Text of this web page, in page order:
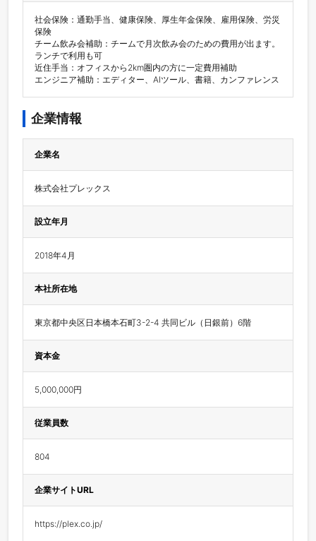
社会保険：通勤手当、健康保険、厚生年金保険、雇用保険、労災
保険
チーム飲み会補助：チームで月次飲み会のための費用が出ます。
ランチで利用も可
近住手当：オフィスから2km圏内の方に一定費用補助
エンジニア補助：エディター、AIツール、書籍、カンファレンス
企業情報
企業名
株式会社プレックス
設立年月
2018年4月
本社所在地
東京都中央区日本橋本石町3-2-4 共同ビル（日銀前）6階
資本金
5,000,000円
従業員数
804
企業サイトURL
https://plex.co.jp/